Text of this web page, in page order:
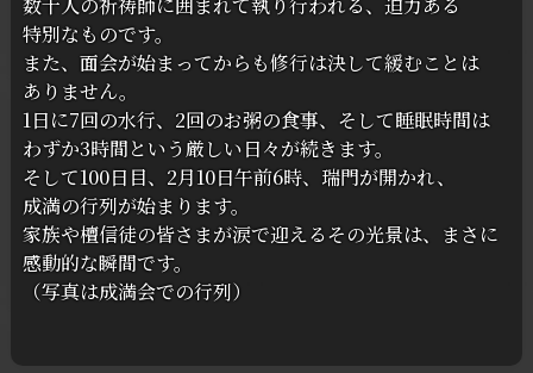
特別な ものです。
また、 面会が始まってからも修行は決して緩むことは
ありません。
1日に7回の水行、 2回のお粥の食事、 そして睡眠時間は
わずか3時間という厳しい日々が続きます。
そして100日目、 2月10日午前6時、 瑞門が開かれ、
成満の行列が始まります。
家族や檀信徒の皆さまが涙で迎えるその光景は、 まさに
感動的な瞬間です。
（写真は成満会での行列）